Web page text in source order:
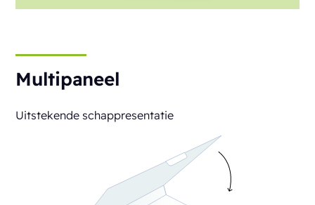
Multipaneel
Uitstekende schappresentatie